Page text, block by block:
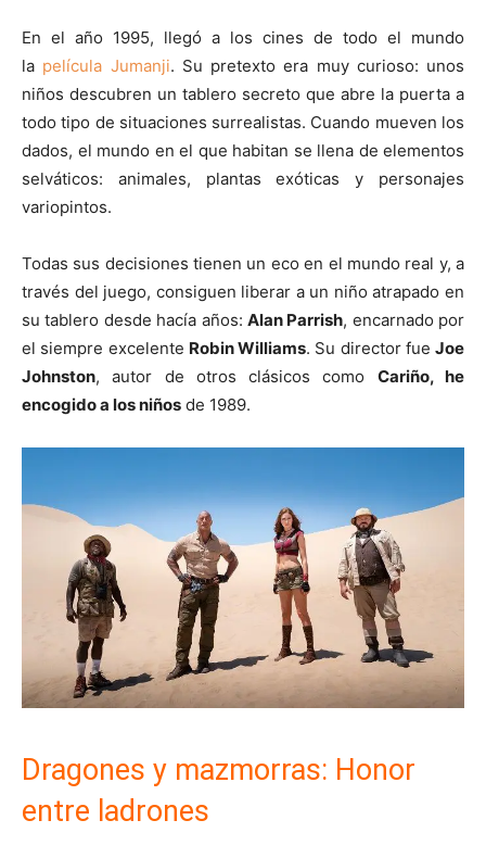
En el año 1995, llegó a los cines de todo el mundo
la película Jumanji. Su pretexto era muy curioso: unos
niños descubren un tablero secreto que abre la puerta a
todo tipo de situaciones surrealistas. Cuando mueven los
dados, el mundo en el que habitan se llena de elementos
selváticos: animales, plantas exóticas y personajes
variopintos.
Todas sus decisiones tienen un eco en el mundo real y, a
través del juego, consiguen liberar a un niño atrapado en
su tablero desde hacía años: Alan Parrish, encarnado por
el siempre excelente Robin Williams. Su director fue Joe
Johnston, autor de otros clásicos como Cariño, he
encogido a los niños de 1989.
Dragones y mazmorras: Honor
entre ladrones